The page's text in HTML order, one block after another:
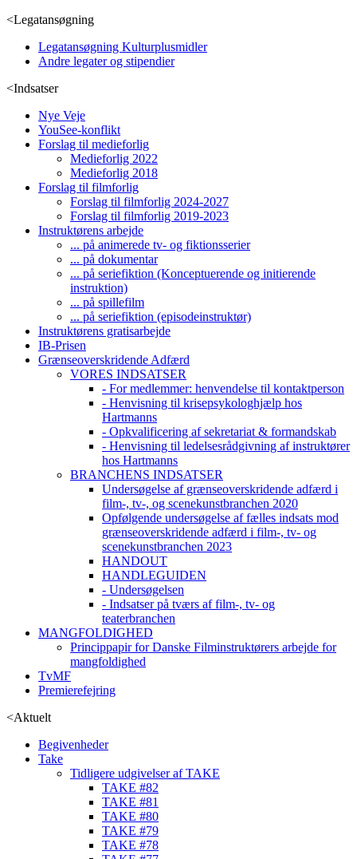
<Legatansøgning
Legatansøgning Kulturplusmidler
Andre legater og stipendier
<Indsatser
Nye Veje
YouSee-konflikt
Forslag til medieforlig
Medieforlig 2022
Medieforlig 2018
Forslag til filmforlig
Forslag til filmforlig 2024-2027
Forslag til filmforlig 2019-2023
Instruktørens arbejde
... på animerede tv- og fiktionsserier
... på dokumentar
... på seriefiktion (Konceptuerende og initierende
instruktion)
... på spillefilm
... på seriefiktion (episodeinstruktør)
Instruktørens gratisarbejde
IB-Prisen
Grænseoverskridende Adfærd
VORES INDSATSER
- For medlemmer: henvendelse til kontaktperson
- Henvisning til krisepsykologhjælp hos
Hartmanns
- Opkvalificering af sekretariat & formandskab
- Henvisning til ledelsesrådgivning af instruktører
hos Hartmanns
BRANCHENS INDSATSER
Undersøgelse af grænseoverskridende adfærd i
film-, tv-, og scenekunstbranchen 2020
Opfølgende undersøgelse af fælles indsats mod
grænseoverskridende adfærd i film-, tv- og
scenekunstbranchen 2023
HANDOUT
HANDLEGUIDEN
- Undersøgelsen
- Indsatser på tværs af film-, tv- og
teaterbranchen
MANGFOLDIGHED
Princippapir for Danske Filminstruktørers arbejde for
mangfoldighed
TvMF
Premierefejring
<Aktuelt
Begivenheder
Take
Tidligere udgivelser af TAKE
TAKE #82
TAKE #81
TAKE #80
TAKE #79
TAKE #78